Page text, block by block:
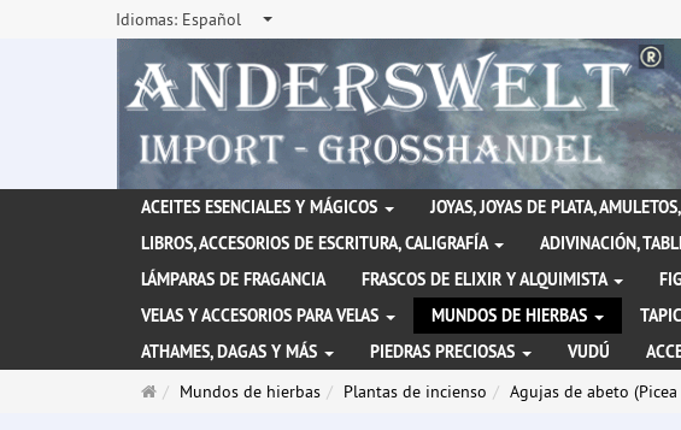
Idiomas: Español
ACEITES ESENCIALES Y MÁGICOS JOYAS, JOYAS DE PLATA,
LIBROS, ACCESORIOS DE ESCRITURA, CALIGRAFÍA
ADIVINACIÓN,
LÁMPARAS DE FRAGANCIA
FRASCOS DE ELIXIR Y ALQUIMISTA
VELAS Y ACCESORIOS PARA VELAS
MUNDOS DE HIERBAS
ATHAMES, DAGAS Y MÁS
PIEDRAS PRECIOSAS VUDÚ
PáginaMundos de hierbas Plantas de incienso Agujas de abeto